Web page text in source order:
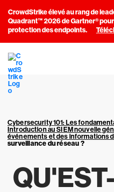
CrowdStrike élevé au rang de
Quadrant™ 2026 de Gartner®
protection des endpoints.
Cybersecurity 101: Les
Introduction au SIEM nouvelle
événements et des informations
surveillance du réseau ?